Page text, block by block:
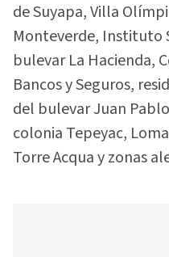
de Suyapa, Villa
Monteverde, Instituto
bulevar La Hacienda,
Bancos y Seguros,
del bulevar Juan
colonia Tepeyac,
Torre Acqua y zonas